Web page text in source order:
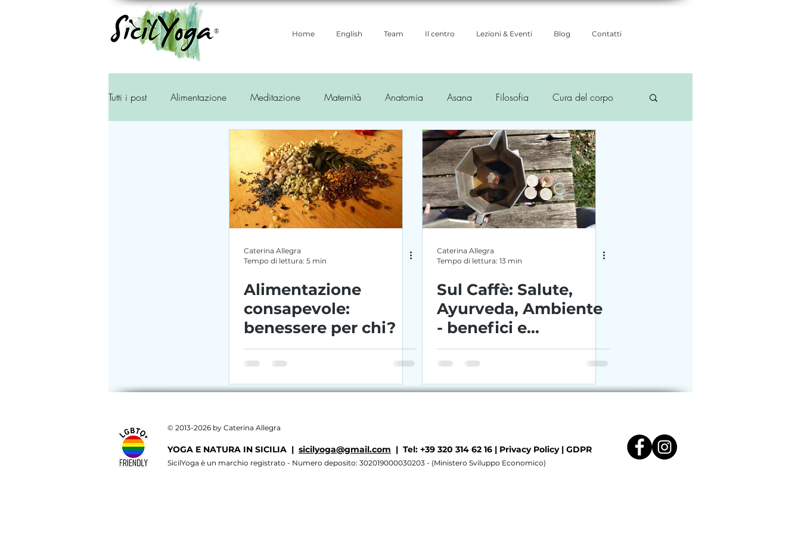
® Home English Team Il centro Lezioni & Eventi Blog Contatti
Tutti i post Alimentazione Meditazione Maternità Anatomia Asana Filosofia Cura del corpo
Tradizioni yoga Ayurveda
Caterina Allegra
Tempo di lettura: 5 min
Alimentazione
consapevole:
benessere per chi?
Caterina Allegra
Tempo di lettura: 13 min
Sul Caffè: Salute,
Ayurveda, Ambiente
- benefici e
controindicazioni
​© 2013-2026 by Caterina Allegra
YOGA E NATURA IN SICILIA | sicilyoga@gmail.com | Tel: +39 320 314 62 16 | Privacy Policy| GDPR
SicilYoga è un marchio registrato - Numero deposito: 302019000030203 - (Ministero Sviluppo Economico)